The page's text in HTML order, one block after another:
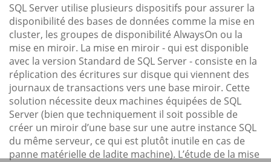
SQL Server utilise plusieurs dispositifs pour assurer la
disponibilité des bases de données comme la mise en
cluster, les groupes de disponibilité AlwaysOn ou la
mise en miroir. La mise en miroir - qui est disponible
avec la version Standard de SQL Server - consiste en la
réplication des écritures sur disque qui viennent des
journaux de transactions vers une base miroir. Cette
solution nécessite deux machines équipées de SQL
Server (bien que techniquement il soit possible de
créer un miroir d’une base sur une autre instance SQL
du même serveur, ce qui est plutôt inutile en cas de
panne matérielle de ladite machine). L’étude de la mise